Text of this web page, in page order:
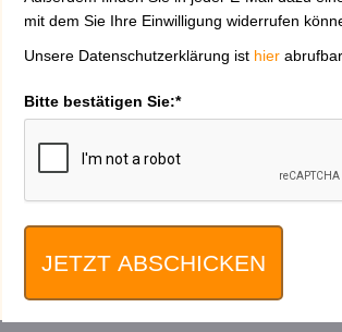
mit dem Sie Ihre Einwilligung widerrufen
Unsere Datenschutzerklärung ist hier abrufbar.
Bitte bestätigen Sie:*
JETZT ABSCHICKEN